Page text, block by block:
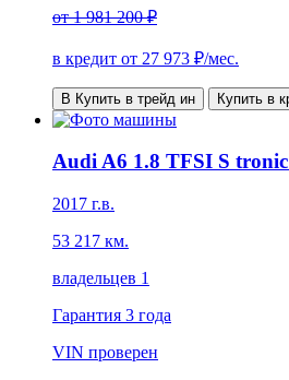
от1 981 200 ₽
в кредит от 27 973 ₽/мес.
В Купить в трейд ин Купить в
Audi A6 1.8 TFSI S tronic
2017 г.в.
53 217 км.
владельцев 1
Гарантия 3 года
VIN проверен